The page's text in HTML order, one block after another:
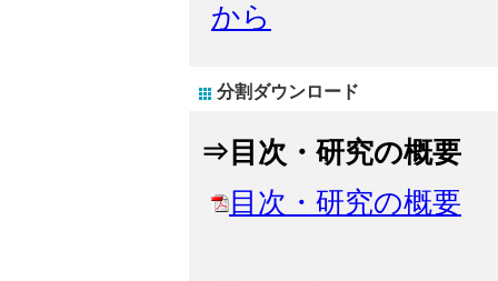
から
分割ダウンロード
⇒目次・研究の概要
目次・研究の概要